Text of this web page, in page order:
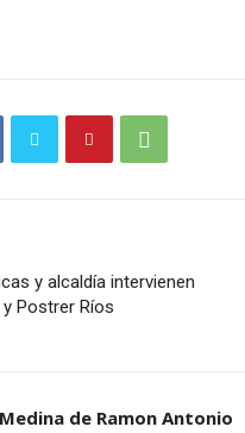
y alcaldía intervienen
Postrer Ríos
Medina de Ramon Antonio